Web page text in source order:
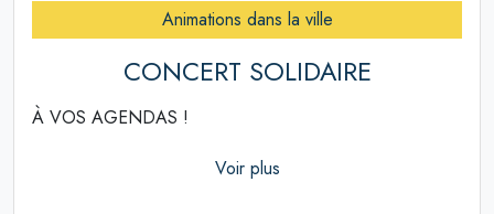
Animations dans la ville
CONCERT SOLIDAIRE
À VOS AGENDAS !
Voir plus